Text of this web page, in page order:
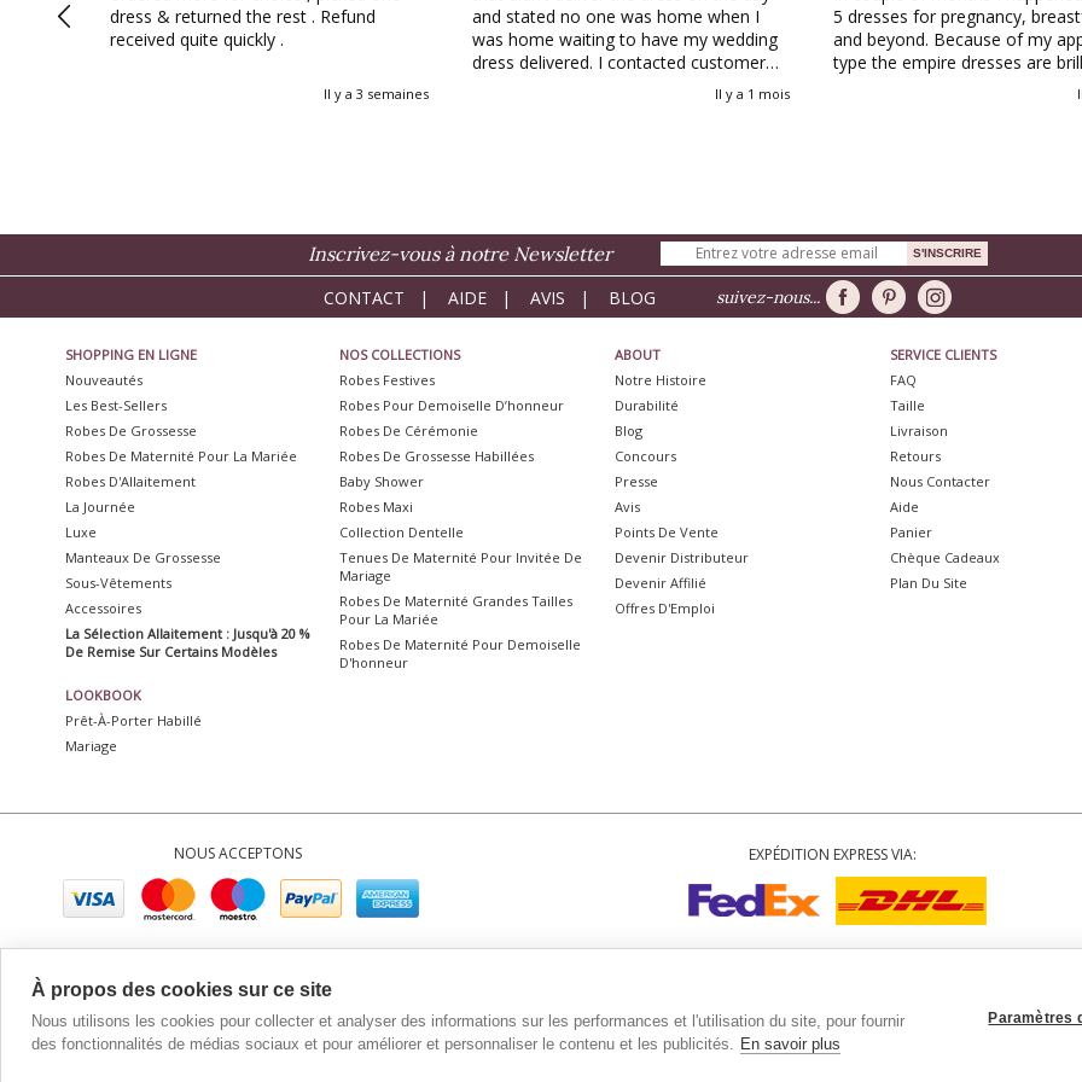
dress & returned the rest . Refund
received quite quickly .
Il y a 3 semaines
and stated no one was home when I
was home waiting to have my wedding
dress delivered. I contacted customer
support and they were 100% helpful and
refunded me for the shipping cost
everything!
Il y a 1 mois
5 dresses for pregnancy,
and beyond. Because of my
type the empire dresses are
Inscrivez-vous à notre Newsletter
CONTACT | AIDE| AVIS | BLOG suivez-nous...
SHOPPING EN LIGNE
Nouveautés
Les Best-Sellers
Robes De Grossesse
Robes De Maternité Pour La Mariée
Robes D'Allaitement
La Journée
Luxe
Manteaux De Grossesse
Sous-Vêtements
Accessoires
La Sélection Allaitement : Jusqu'à 20 %
De Remise Sur Certains Modèles
LOOKBOOK
Prêt-À-Porter Habillé
Mariage
NOS COLLECTIONS
Robes Festives
Robes Pour Demoiselle D’honneur
Robes De Cérémonie
Robes De Grossesse Habillées
Baby Shower
Robes Maxi
Collection Dentelle
Tenues De Maternité Pour Invitée De
Mariage
Robes De Maternité Grandes Tailles
Pour La Mariée
Robes De Maternité Pour Demoiselle
D'honneur
ABOUT
Notre Histoire
Durabilité
Blog
Concours
Presse
Avis
Points De Vente
Devenir Distributeur
Devenir Affilié
Offres D'Emploi
SERVICE CLIENTS
FAQ
Taille
Livraison
Retours
Nous Contacter
Aide
Panier
Chèque Cadeaux
Plan Du Site
NOUS ACCEPTONS EXPÉDITION EXPRESS VIA:
À propos des cookies sur ce site
Nous utilisons les cookies pour collecter et analyser des informations sur les performances et l'utilisation du site, pour fournir
des fonctionnalités de médias sociaux et pour améliorer et personnaliser le contenu et les publicités. En savoir plus
Paramètres